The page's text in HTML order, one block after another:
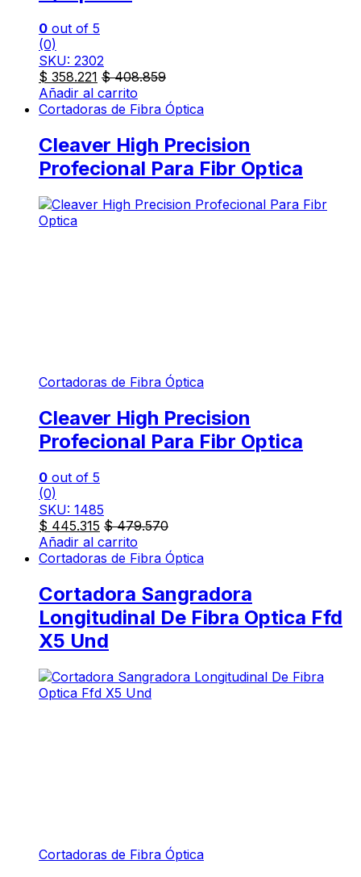
0 out of 5
(0)
SKU: 2302
$ 358.221 $408.859
Añadir al carrito
Cortadoras de Fibra Óptica
Cleaver High Precision
Profecional Para Fibr Optica
Cortadoras de Fibra Óptica
Cleaver High Precision
Profecional Para Fibr Optica
0 out of 5
(0)
SKU: 1485
$ 445.315 $479.570
Añadir al carrito
Cortadoras de Fibra Óptica
Cortadora Sangradora
Longitudinal De Fibra Optica Ffd
X5 Und
Cortadoras de Fibra Óptica